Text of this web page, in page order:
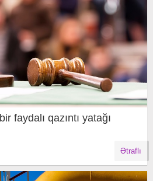
faydalı qazıntı yatağı
Ətraflı